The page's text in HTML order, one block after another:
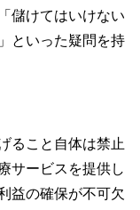
儲けてはいけない
といった疑問を持
ること自体は禁止
サービスを提供し
益の確保が不可欠